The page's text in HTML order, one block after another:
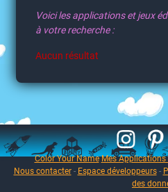
Voici les applications et jeux
à votre recherche :
Aucun résultat
Color Your Name Mes Applications
Nous contacter- Espace développeurs-
des